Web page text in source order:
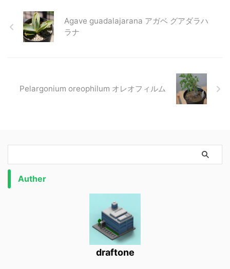
Agave guadalajarana アガベ グアダラハ
ラナ
Pelargonium oreophilum オレオフィルム
Auther
draftone